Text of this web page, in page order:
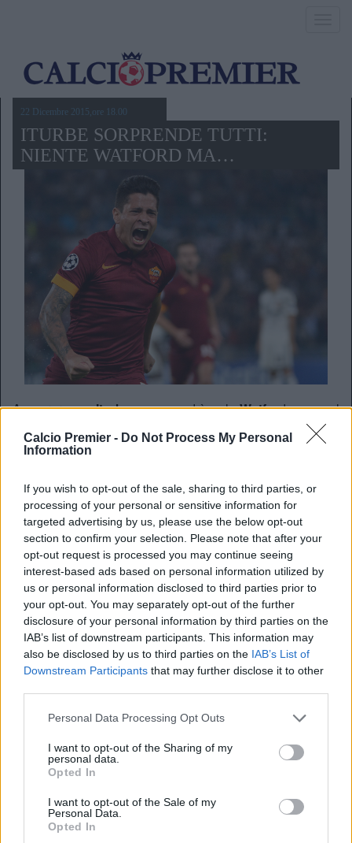
Calcio Premier - Do Not Process My Personal
Information
If you wish to opt-out of the sale, sharing to third parties, or
processing of your personal or sensitive information for
targeted advertising by us, please use the below opt-out
section to confirm your selection. Please note that after your
opt-out request is processed you may continue seeing
interest-based ads based on personal information utilized by
us or personal information disclosed to third parties prior to
your opt-out. You may separately opt-out of the further
disclosure of your personal information by third parties on the
IAB’s list of downstream participants. This information may
also be disclosed by us to third parties on the IAB’s List of
Downstream Participants that may further disclose it to other
Personal Data Processing Opt Outs
I want to opt-out of the Sharing of my
personal data.
Opted In
I want to opt-out of the Sale of my
Personal Data.
Opted In
22 Dicembre 2015,ore 18.00
ITURBE SORPRENDE TUTTI:
NIENTE WATFORD MA…
A sorpresa,Iturbenon andrà alWatford, ma al
Cherrieshanno convinto la
a cedere l’esterno
squadra per cui il giocatore aveva già effettuato le visite
mediche.
La trattativa si è chiusa per un prestito con un diritto di
riscatto fissato a 22 milioni di euro.
REDAZIONE
Twitter @Calciopremier
Anno di Fondazione: